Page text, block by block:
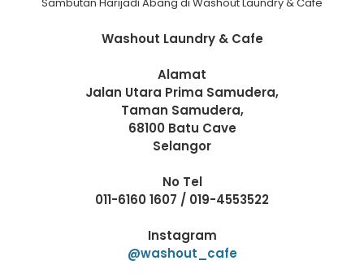
Sambutan Harijadi Abang di Washout Laundry & Cafe
Washout Laundry & Cafe
Alamat
Jalan Utara Prima Samudera,
Taman Samudera,
68100 Batu Cave
Selangor
No Tel
011-6160 1607 / 019-4553522
Instagram
@washout_cafe